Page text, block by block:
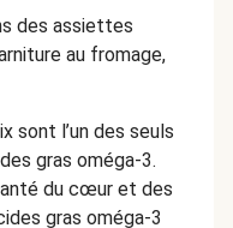
des assiettes
au fromage,
sont l’un des seuls
gras oméga-3.
du cœur et des
gras oméga-3